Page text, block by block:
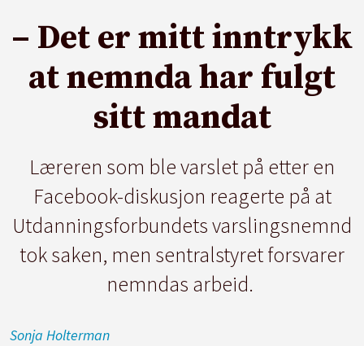
– Det er mitt inntrykk
at nemnda har fulgt
sitt mandat
Læreren som ble varslet på etter en
Facebook-diskusjon reagerte på at
Utdanningsforbundets varslingsnemnd
tok saken, men sentralstyret forsvarer
nemndas arbeid.
Sonja Holterman